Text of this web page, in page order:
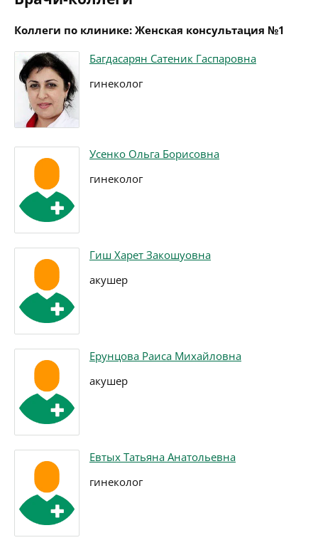
Коллеги по клинике: Женская консультация №1
Багдасарян Сатеник Гаспаровна
гинеколог
Усенко Ольга Борисовна
гинеколог
Гиш Харет Закошуовна
акушер
Ерунцова Раиса Михайловна
акушер
Евтых Татьяна Анатольевна
гинеколог